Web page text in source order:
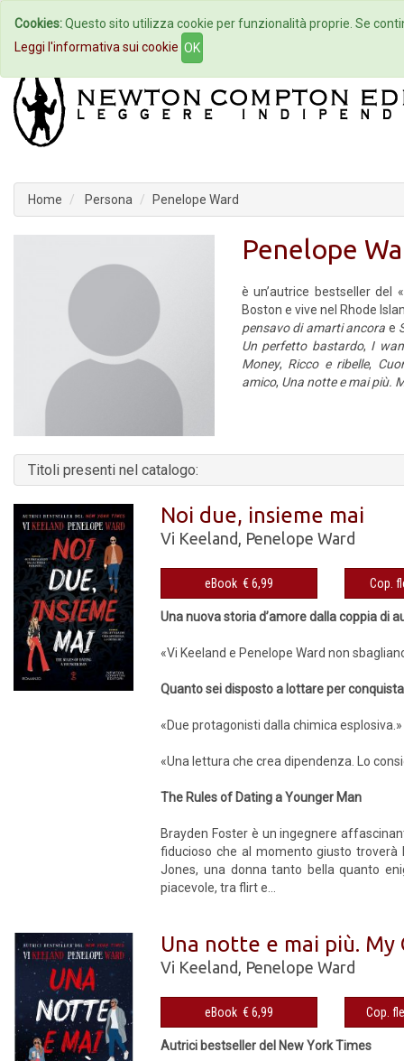
Home Autori Eventi
Home Persona Penelope Ward
Penelope
è un’autrice bestseller del
Boston e vive nel Rhode
pensavo di amarti ancora e
Un perfetto bastardo, I
Money, Ricco e ribelle,
amico, Una notte e mai più.
Titoli presenti nel catalogo:
Noi due, insieme mai
Vi Keeland Penelope Ward
eBook € 6,99
Una nuova storia d’amore dalla coppia di
«Vi Keeland e Penelope Ward non
Quanto sei disposto a lottare per
«Due protagonisti dalla chimica esplosiva.»
«Una lettura che crea dipendenza. Lo
The Rules of Dating a Younger Man
Brayden Foster è un ingegnere
fiducioso che al momento giusto
Jones, una donna tanto bella quanto
piacevole, tra flirt e...
Una notte e mai più.
Vi Keeland Penelope Ward
eBook € 6,99
Autrici bestseller del New York Times
Cookies:Questo sito utilizza cookie per funzionalità proprie. Se
Leggi l'informativa sui cookie OK